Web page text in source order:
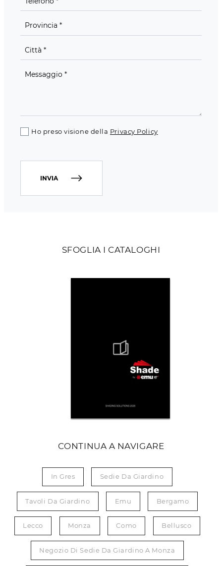
SFOGLIA I CATALOGHI
CONTINUA A NAVIGARE
In Gres Sedie Da Giardino
Tavoli Da Giardino Emu Bergamo
Lecco Monza Como Bellusco
Negozio Di Sedie Da Giardino A Monza
Ho preso visione della Privacy Policy
INVIA